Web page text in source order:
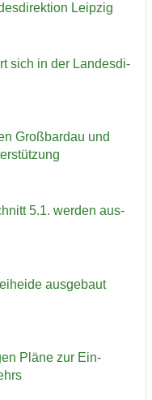
Leip­zig
sich in der Lan­des­di­
Groß­bardau und
5.1. wer­den aus­
aus­ge­baut
Pläne zur Ein­